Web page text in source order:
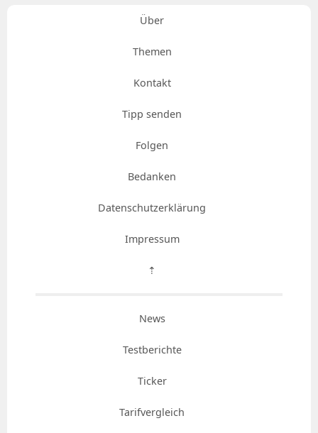
Über
Themen
Kontakt
Tipp senden
Folgen
Bedanken
Datenschutzerklärung
Impressum
⇡
News
Testberichte
Ticker
Tarifvergleich